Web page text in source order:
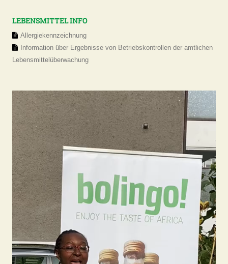
LEBENSMITTEL INFO
Allergiekennzeichnung
Information über Ergebnisse von Betriebskontrollen der amtlichen
Lebensmittelüberwachung